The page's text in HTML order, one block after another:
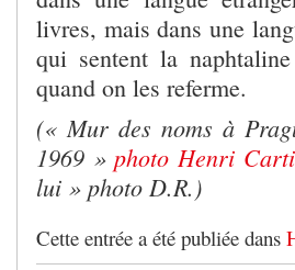
livres, mais dans une
qui sentent la
quand on les referme.
(« Mur des noms à
1969 »photo Henri
lui » photo D.R.)
Cette entrée a été publiée dans